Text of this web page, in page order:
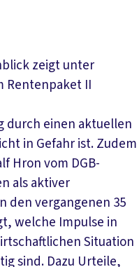
zeigt unter
Rentenpaket II
durch einen aktuellen
in Gefahr ist. Zudem
Hron vom DGB-
als aktiver
den vergangenen 35
welche Impulse in
Situation
sind. Dazu Urteile,